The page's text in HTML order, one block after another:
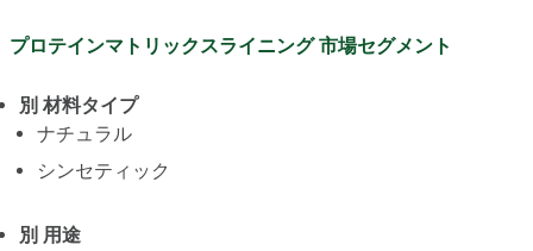
プロテインマトリックスライニング 市場セグメント
別 材料タイプ
ナチュラル
シンセティック
別 用途